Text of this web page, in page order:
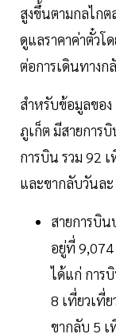
สูงขึ้นตามกลไกต
ดูแลราคาค่าตั๋วโ
ต่อการเดินทาง
สำหรับข้อมูลขอ
ภูเก็ต มีสายการ
การบิน รวม 92
และขากลับวันล
สายการบิน
อยู่ที่
ได้แก่ การ
8 เที่ยวเที่
ขากลับ 5 เ